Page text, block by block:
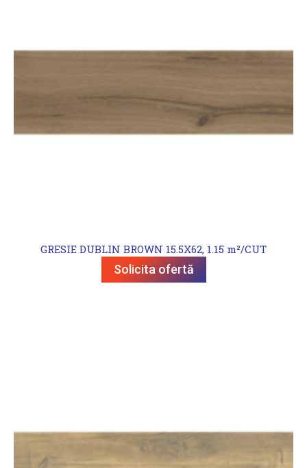
GRESIE DUBLIN BROWN 15.5X62, 1.15 m²/CUT
Solicita ofertă